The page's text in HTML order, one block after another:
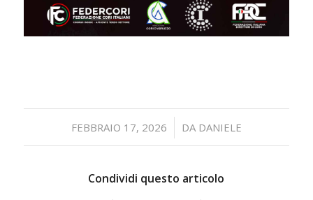
FEBBRAIO 17, 2026
/ DA DANIELE
Condividi questo articolo